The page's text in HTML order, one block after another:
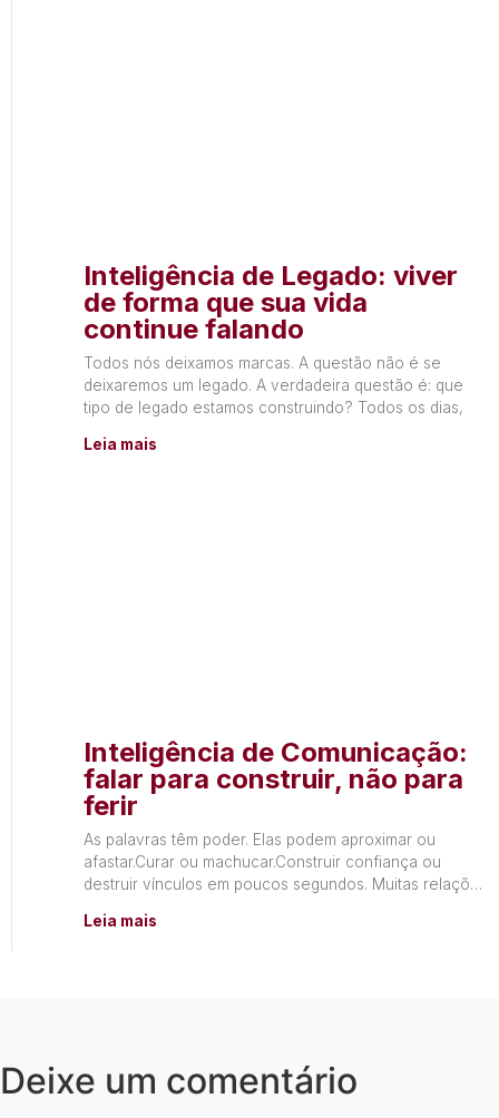
Inteligência de Legado: viver
de forma que sua vida
continue falando
Todos nós deixamos marcas. A questão não é se
deixaremos um legado. A verdadeira questão é: que
tipo de legado estamos construindo? Todos os dias,
Leia mais
Inteligência de Comunicação:
falar para construir, não para
ferir
As palavras têm poder. Elas podem aproximar ou
afastar.Curar ou machucar.Construir confiança ou
destruir vínculos em poucos segundos. Muitas relações
Leia mais
Deixe um comentário